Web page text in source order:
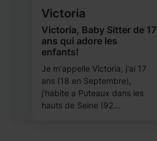
Victoria
Victoria, Baby Sitter de 17
ans qui adore les
enfants!
Je m'appelle Victoria, j'ai 17
ans (18 en Septembre),
j'habite a Puteaux dans les
hauts de Seine (92...